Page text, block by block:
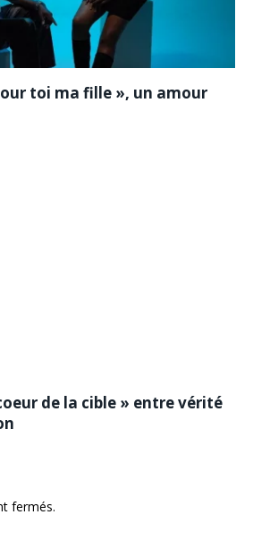
toi ma fille », un amour
de la cible » entre vérité
fermés.